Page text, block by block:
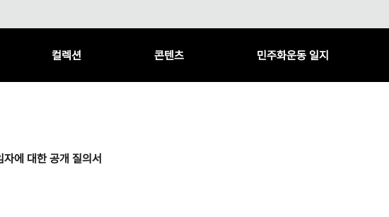
컬렉션 콘텐츠 민주화운동 일지
에 대한 공개 질의서